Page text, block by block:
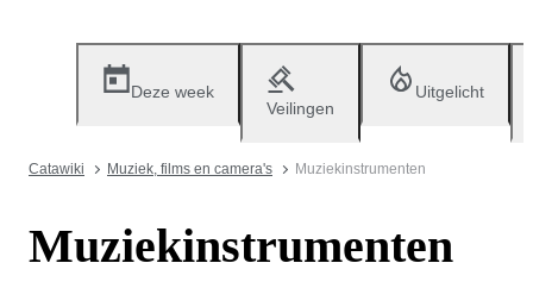
Deze week
Veilingen
Uitgelicht
Catawiki Muziek, films en camera's Muziekinstrumenten
Muziekinstrumenten